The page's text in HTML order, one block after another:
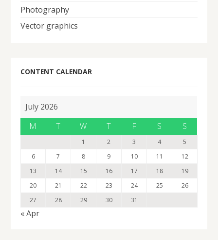
Photography
Vector graphics
CONTENT CALENDAR
July 2026
M
T W T F S S
1 2 3 4
5
6
7 8 9 10 11
12
13
14 15 16 17 18
19
20
21 22 23 24 25
26
27
28 29 30 31
« Apr